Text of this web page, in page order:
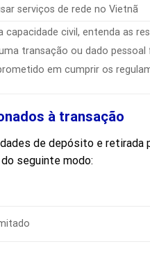
serviços de rede no Vietnã
capacidade civil, entenda as
transação ou dado
em cumprir os
à transação
de depósito e
seguinte modo: